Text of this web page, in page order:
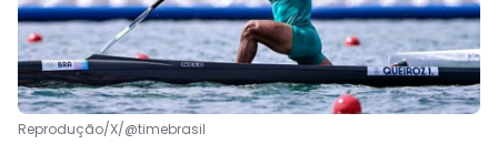
Reprodução/X/@timebrasil